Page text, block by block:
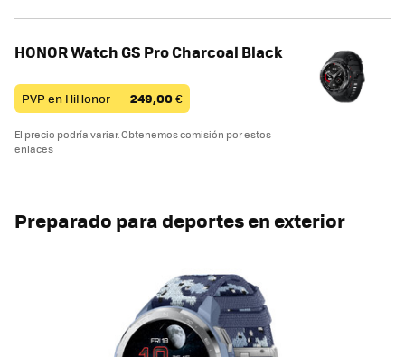
HONOR Watch GS Pro Charcoal Black
PVP en HiHonor — 249,00€
El precio podría variar. Obtenemos comisión por estos
enlaces
Preparado para deportes en exterior